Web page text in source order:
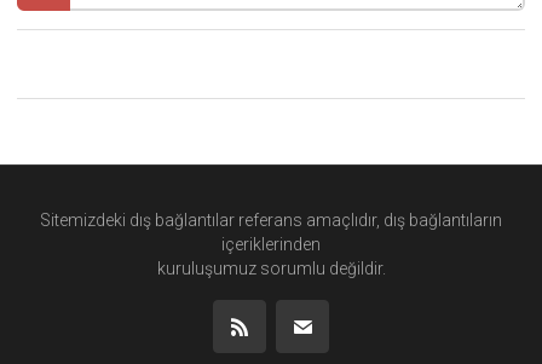
Sitemizdeki dış bağlantılar referans amaçlıdır, dış bağlantıların
içeriklerinden
kuruluşumuz sorumlu değildir.